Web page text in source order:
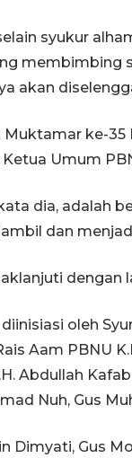
syukur
membimbing
akan
ke-35
Umum
dia, adalah
dan
dengan
oleh
Aam PBNU
Abdullah
Nuh, Gus
Dimyati, Gus